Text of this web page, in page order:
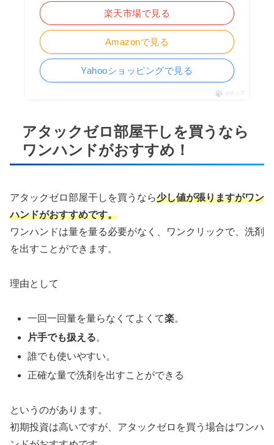
Amazonで見る
楽天市場で見る
Yahooショッピングで見る
ポチップ
アタックゼロ部屋干しを買うなら
ワンハンドがおすすめ！
アタックゼロ部屋干しを買うなら少し値が張りますがワン
ハンドがおすすめです。
ワンハンドは量を量る必要がなく、ワンクリックで、洗剤
を出すことができます。
理由として
一回一回量を量らなくてよくて楽。
片手でも扱える。
誰でも使いやすい。
正確な量で洗剤を出すことができる
というのがあります。
初期投資は高いですが、アタックゼロを買う場合はワンハ